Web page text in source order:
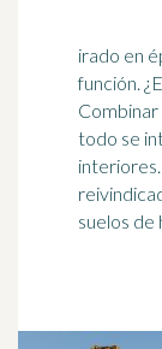
irado en
función.
todo se
suelos de